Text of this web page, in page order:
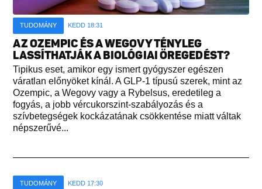
TUDOMÁNY KEDD 18:31
AZ OZEMPIC ÉS A WEGOVY TÉNYLEG
LASSÍTHATJÁK A BIOLÓGIAI ÖREGEDÉST?
Tipikus eset, amikor egy ismert gyógyszer egészen
váratlan előnyöket kínál. A GLP-1 típusú szerek, mint az
Ozempic, a Wegovy vagy a Rybelsus, eredetileg a
fogyás, a jobb vércukorszint-szabályozás és a
szívbetegségek kockázatának csökkentése miatt váltak
népszerűvé...
TUDOMÁNY KEDD 17:30